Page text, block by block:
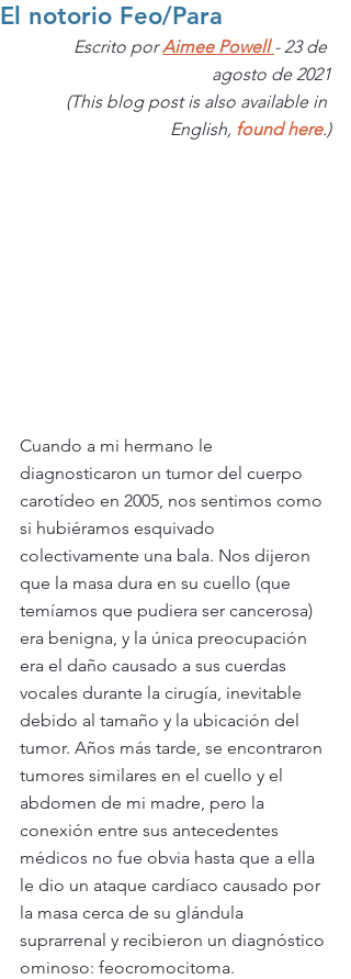
El notorio Feo/Para
Escrito por Aimee Powell - 23 de
agosto de 2021
(This blog post is also available in
English, found here.)
Cuando a mi hermano le
diagnosticaron un tumor del cuerpo
carotídeo en 2005, nos sentimos como
si hubiéramos esquivado
colectivamente una bala. Nos dijeron
que la masa dura en su cuello (que
temíamos que pudiera ser cancerosa)
era benigna, y la única preocupación
era el daño causado a sus cuerdas
vocales durante la cirugía, inevitable
debido al tamaño y la ubicación del
tumor. Años más tarde, se encontraron
tumores similares en el cuello y el
abdomen de mi madre, pero la
conexión entre sus antecedentes
médicos no fue obvia hasta que a ella
le dio un ataque cardíaco causado por
la masa cerca de su glándula
suprarrenal y recibieron un diagnóstico
ominoso: feocromocitoma.